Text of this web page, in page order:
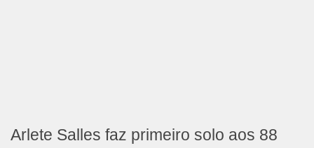
Arlete Salles faz primeiro solo aos 88